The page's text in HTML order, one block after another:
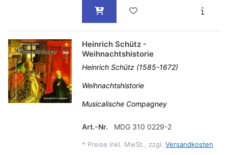
Heinrich Schütz -
Weihnachtshistorie
Heinrich Schütz (1585-1672)
Weihnachtshistorie
Musicalische Compagney
Art.-Nr. MDG 310 0229-2
* Preise inkl. MwSt., zzgl. Versandkosten